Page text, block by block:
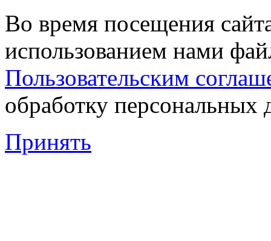
Во время посещения
использованием нами
Пользовательским
обработку персональных
Принять